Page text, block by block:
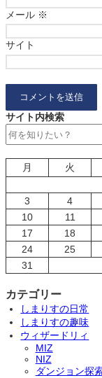
メール ※
サイト
サイト内検索
月
火
3
4
10
11
17
18
24
25
31
カテゴリー
しまりすの日常
しまりすの趣味
ウィザードリィ
MIZ
NIZ
ダンジョン探